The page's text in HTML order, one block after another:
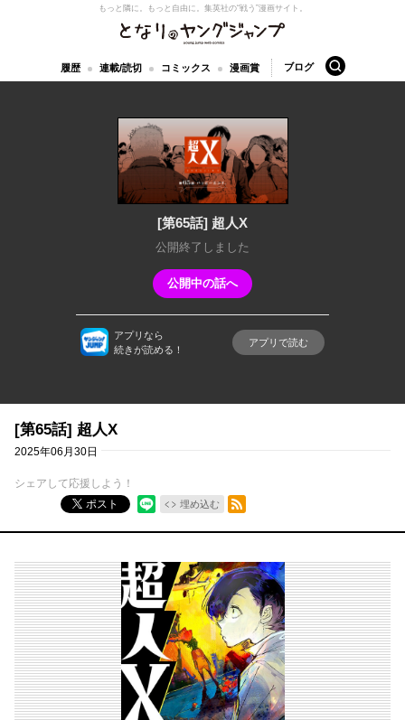
となりのヤングジャンプ
もっと隣に。もっと自由に。 集英社の“戦う”漫画サイト。
履歴 連載/読切 コミックス 漫画賞 ブログ 検索
[第65話] 超人X
公開終了しました
公開中の話へ
アプリなら
続きが読める！
アプリで読む
[第65話] 超人X
2025年06月30日
シェアして応援しよう！
ポスト
埋め込む
RSSフィード